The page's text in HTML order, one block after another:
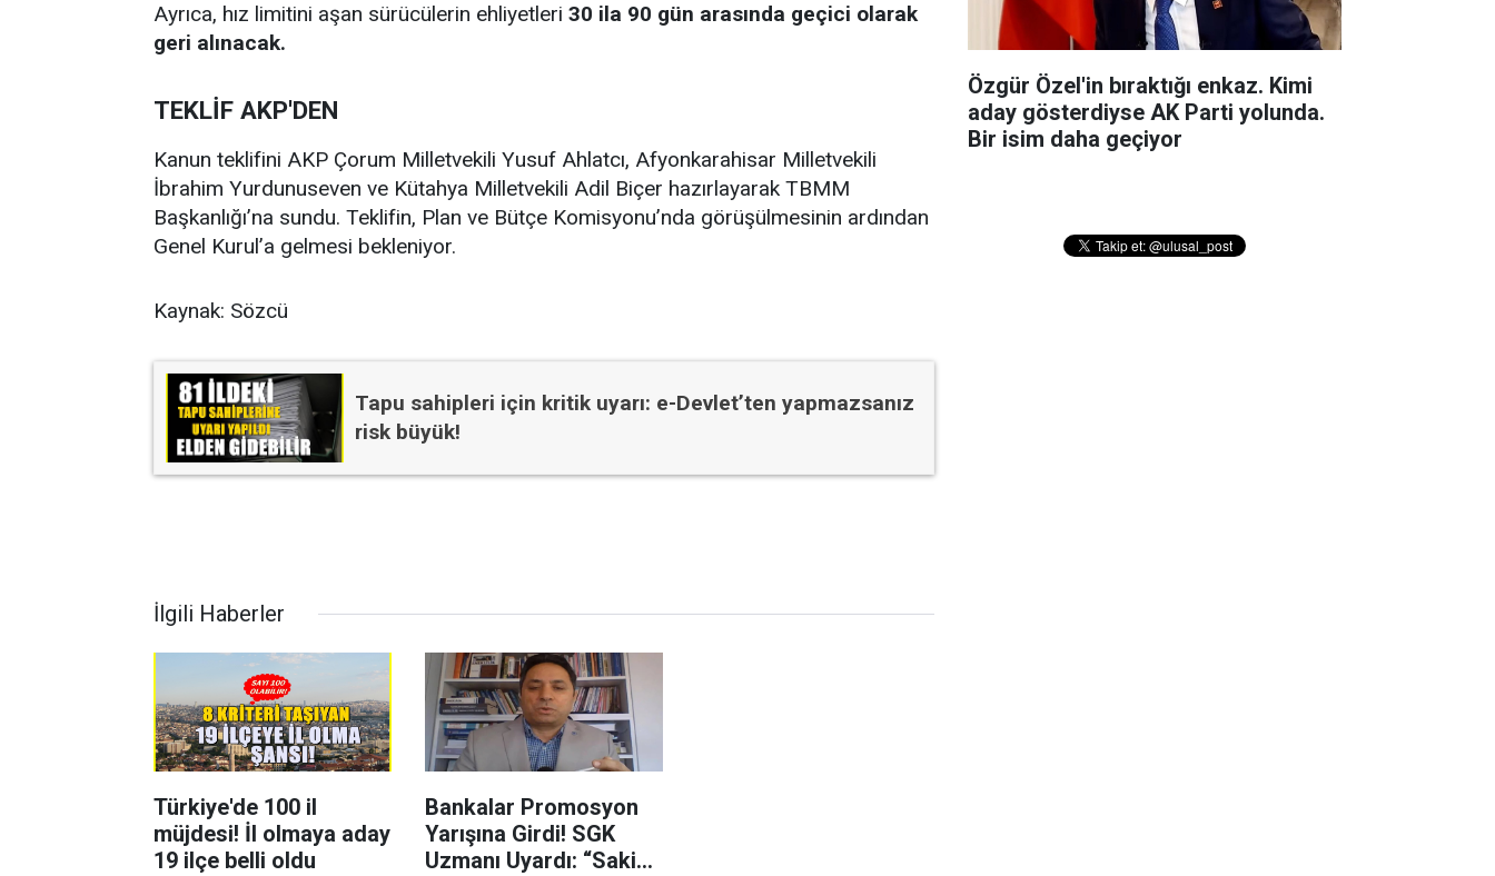
Ayrıca, hız limitini aşan sürücülerin ehliyetleri 30 ila 90 gün arasında geçici olarak
geri alınacak.
TEKLİF AKP'DEN
Kanun teklifini AKP Çorum Milletvekili Yusuf Ahlatcı, Afyonkarahisar Milletvekili
İbrahim Yurdunuseven ve Kütahya Milletvekili Adil Biçer hazırlayarak TBMM
Başkanlığı’na sundu. Teklifin, Plan ve Bütçe Komisyonu’nda görüşülmesinin ardından
Genel Kurul’a gelmesi bekleniyor.
Kaynak: Sözcü
Tapu sahipleri için kritik uyarı: e-Devlet’ten yapmazsanız
risk büyük!
İlgili Haberler
Türkiye'de 100 il
müjdesi! İl olmaya aday
19 ilçe belli oldu
Bankalar Promosyon
Yarışına Girdi! SGK
Uzmanı Uyardı: “Sakin
Özgür Özel'in bıraktığı enkaz. Kimi
aday gösterdiyse AK Parti yolunda.
Bir isim daha geçiyor